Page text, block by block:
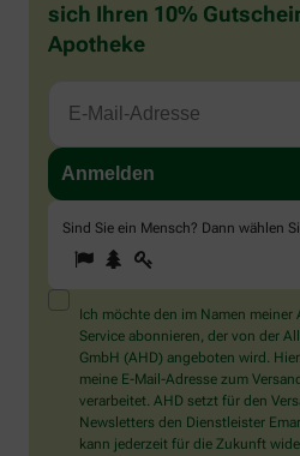
sich Ihren 10%
Apotheke
Sind Sie ein Mensch? Dann wählen
Sind
Sie
ein
Mensch?
Dann
wählen
Sie
bitte
den
Schlüssel.
1 2
Ich möchte den im Namen
Service abonnieren, der von der
GmbH (AHD) angeboten wird.
meine E-Mail-Adresse zum
verarbeitet. AHD setzt für den
Newsletters den Dienstleister
kann jederzeit für die Zukunft